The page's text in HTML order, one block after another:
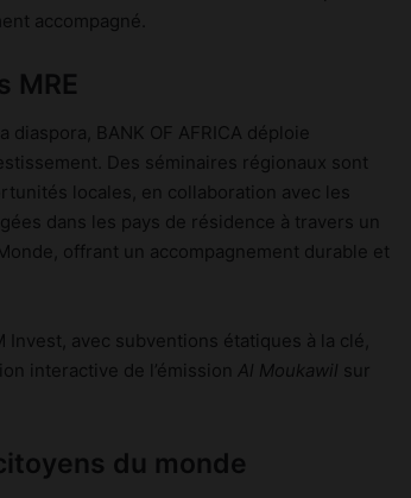
accompagné.
MRE
BANK OF AFRICA déploie
Des séminaires régionaux sont
locales, en collaboration avec les
dans les pays de résidence à travers un
offrant un accompagnement durable et
avec subventions étatiques à la clé,
interactive de l’émission Al Moukawil sur
du monde